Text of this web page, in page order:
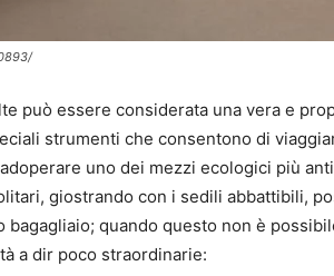
può essere considerata una vera e
strumenti che consentono di
uno dei mezzi ecologici più
giostrando con i sedili abbattibili,
bagagliaio; quando questo non è
a dir poco straordinarie: